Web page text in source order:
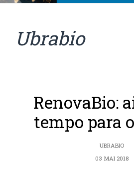
Ubrabio
RenovaBio:
tempo para
UBRABIO
03 MAI 2018